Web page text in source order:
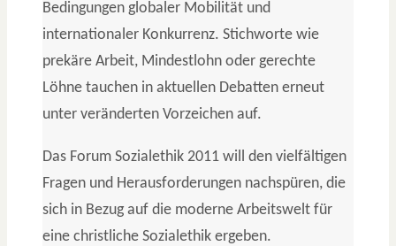
Bedingungen globaler Mobilität und
internationaler Konkurrenz. Stichworte wie
prekäre Arbeit, Mindestlohn oder gerechte
Löhne tauchen in aktuellen Debatten erneut
unter veränderten Vorzeichen auf.
Das Forum Sozialethik 2011 will den vielfältigen
Fragen und Herausforderungen nachspüren, die
sich in Bezug auf die moderne Arbeitswelt für
eine christliche Sozialethik ergeben.